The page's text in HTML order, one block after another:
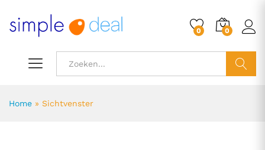
0 0
Home » Sichtvenster